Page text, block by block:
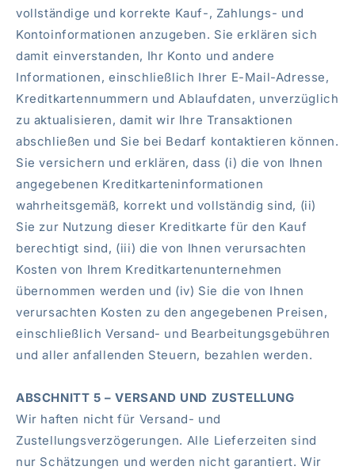
vollständige und korrekte Kauf-, Zahlungs- und
Kontoinformationen anzugeben. Sie erklären sich
damit einverstanden, Ihr Konto und andere
Informationen, einschließlich Ihrer E-Mail-Adresse,
Kreditkartennummern und Ablaufdaten, unverzüglich
zu aktualisieren, damit wir Ihre Transaktionen
abschließen und Sie bei Bedarf kontaktieren können.
Sie versichern und erklären, dass (i) die von Ihnen
angegebenen Kreditkarteninformationen
wahrheitsgemäß, korrekt und vollständig sind, (ii)
Sie zur Nutzung dieser Kreditkarte für den Kauf
berechtigt sind, (iii) die von Ihnen verursachten
Kosten von Ihrem Kreditkartenunternehmen
übernommen werden und (iv) Sie die von Ihnen
verursachten Kosten zu den angegebenen Preisen,
einschließlich Versand- und Bearbeitungsgebühren
und aller anfallenden Steuern, bezahlen werden.
ABSCHNITT 5 – VERSAND UND ZUSTELLUNG
Wir haften nicht für Versand- und
Zustellungsverzögerungen. Alle Lieferzeiten sind
nur Schätzungen und werden nicht garantiert. Wir